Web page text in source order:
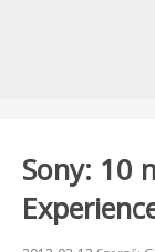
Sony: 10